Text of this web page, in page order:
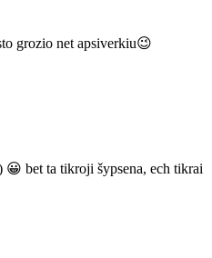
grozio net apsiverkiu😉
bet ta tikroji šypsena, ech tikrai